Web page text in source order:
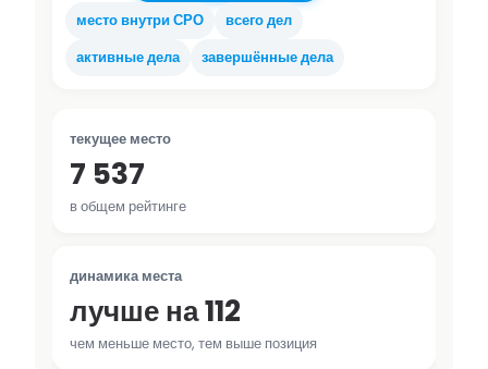
место внутри СРО
всего дел
активные дела
завершённые дела
текущее место
7 537
в общем рейтинге
динамика места
лучше на 112
чем меньше место, тем выше позиция